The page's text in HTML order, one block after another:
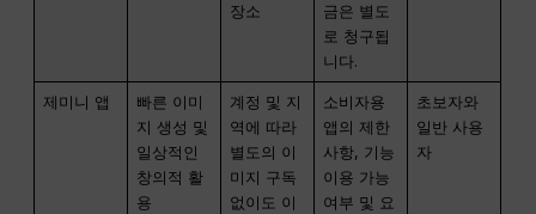
장소
금은 별도
로 청구됩
니다.
제미니 앱
빠른 이미
지 생성 및
일상적인
창의적 활
용
계정 및 지
역에 따라
별도의 이
미지 구독
없이도 이
소비자용
앱의 제한
사항, 기능
이용 가능
여부 및 요
초보자와
일반 사용
자